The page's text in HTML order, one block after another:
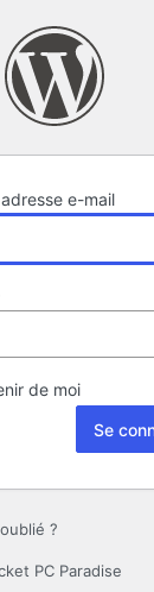
e-mail
de moi
?
PC Paradise